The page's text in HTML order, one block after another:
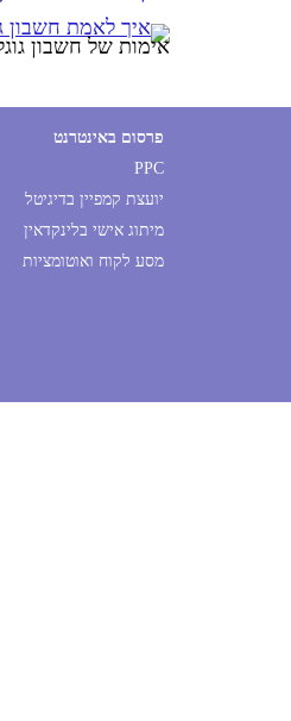
אימות של חשבון
פרסום באינטרנט
PPC
יועצת קמפיין בדיגיטל
מיתוג אישי בלינקדאין
מסע לקוח ואוטומציות